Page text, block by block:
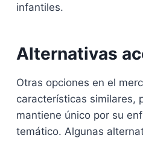
infantiles.
Alternativas
Otras opciones en el
características similares,
mantiene único por su
temático. Algunas